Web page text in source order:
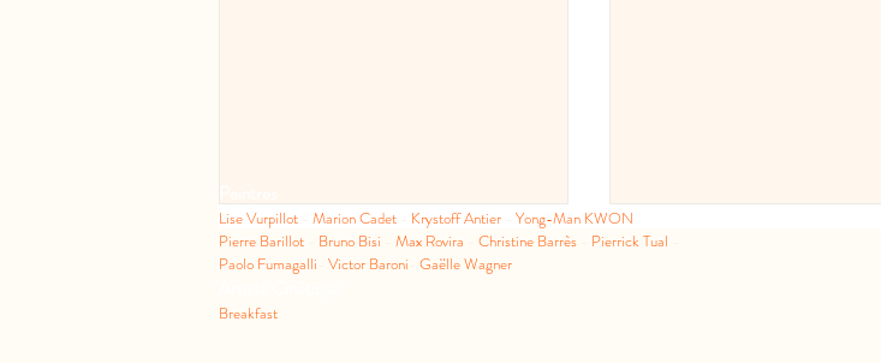
Lise Vurpillot Marion Cadet Krystoff Antier
Yong-Man KWON
Pierre Barillot
Bruno Bisi Max Rovira Christine Barrès Pierrick Tual
Paolo Fumagalli Victor Baroni Gaëlle Wagner
Breakfast